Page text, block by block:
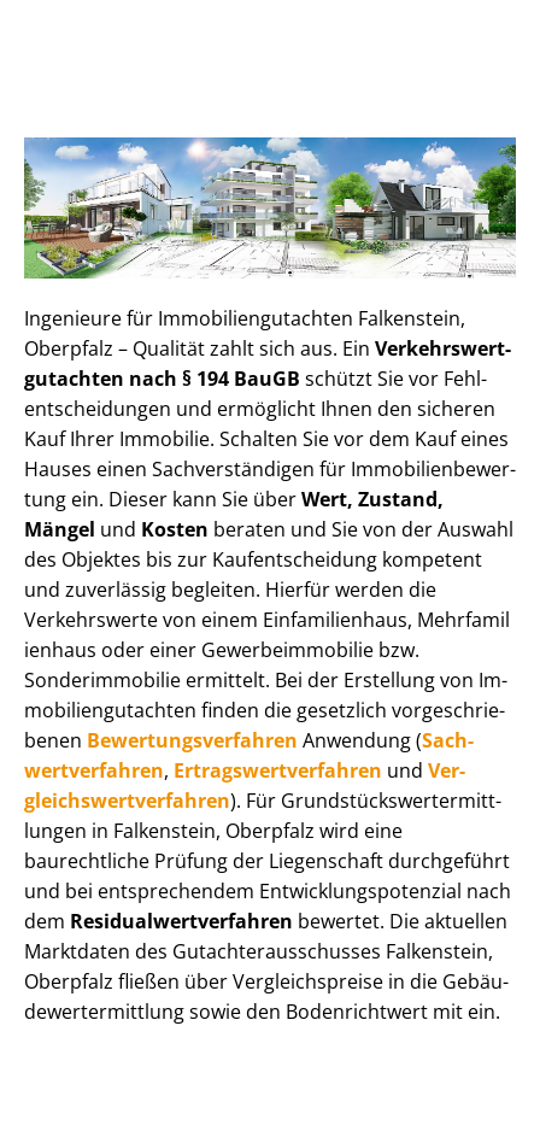
Ingenieure für Im­mo­bi­li­en­gut­ach­ten Falkenstein,
Oberpfalz – Qualität zahlt sich aus. Ein Ver­kehrs­wert­
gut­ach­ten nach § 194 BauGB schützt Sie vor Fehl­
ent­schei­dun­gen und ermöglicht Ihnen den sicheren
Kauf Ihrer Immobilie. Schalten Sie vor dem Kauf eines
Hauses einen Sach­ver­stän­di­gen für Im­mo­bi­li­en­be­wer­
tung ein. Dieser kann Sie überWert, Zustand,
Mängel und Kosten beraten und Sie von der Auswahl
des Objektes bis zur Kauf­ent­schei­dung kompetent
und zuverlässig begleiten. Hierfür werden die
Verkehrswerte von einem Einfamilienhaus, Mehr­fa­mi­l
i­en­haus oder einer Ge­wer­be­im­mo­bi­lie bzw.
Sonderimmobilie ermittelt. Bei der Erstellung von Im­
mo­bi­li­en­gut­ach­ten finden die gesetzlich vor­ge­schrie­
be­nen Be­wer­tungs­ver­fah­ren Anwendung (Sach­
wert­ver­fah­ren, Er­trags­wert­ver­fah­ren und Ver­
gleichs­wert­ver­fah­ren). Für Grund­stücks­wert­ermitt­
lun­gen in Falkenstein, Oberpfalz wird eine
baurechtliche Prüfung der Liegenschaft durchgeführt
und bei entsprechendem Ent­wick­lungs­po­ten­zi­al nach
dem Re­si­du­al­wert­ver­fah­ren bewertet. Die aktuellen
Marktdaten des Gut­ach­ter­aus­schus­ses Falkenstein,
Oberpfalz fließen über Ver­gleichs­prei­se in die Ge­bäu­
de­wert­ermitt­lung sowie den Bodenrichtwert mit ein.